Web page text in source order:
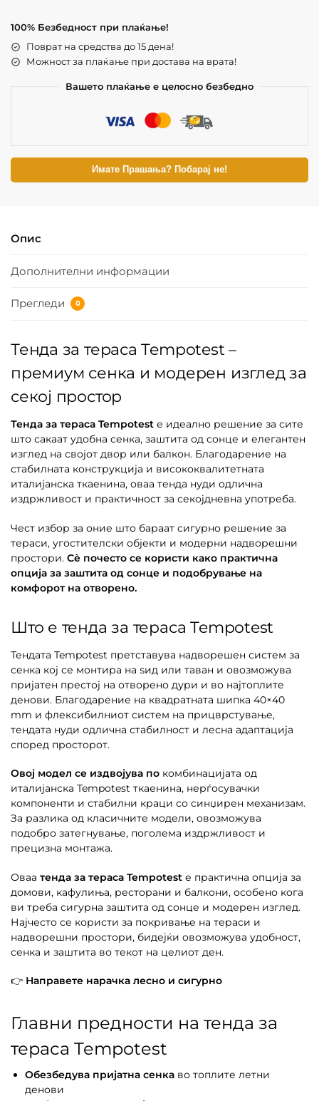
100% Безбедност при плаќање!
Поврат на средства до 15 дена!
Можност за плаќање при достава на врата!
Вашето плаќање е целосно безбедно
Имате Прашања? Побарај не!
Опис
Дополнителни информации
Прегледи 0
Тенда за тераса Tempotest –
премиум сенка и модерен изглед за
секој простор
Тенда за тераса Tempotest е идеално решение за сите
што сакаат удобна сенка, заштита од сонце и елегантен
изглед на својот двор или балкон. Благодарение на
стабилната конструкција и висококвалитетната
италијанска ткаенина, оваа тенда нуди одлична
издржливост и практичност за секојдневна употреба.
Чест избор за оние што бараат сигурно решение за
тераси, угостителски објекти и модерни надворешни
простори. Сè почесто се користи како практична
опција за заштита од сонце и подобрување на
комфорот на отворено.
Што е тенда за тераса Tempotest
Тендата Tempotest претставува надворешен систем за
сенка кој се монтира на ѕид или таван и овозможува
пријатен престој на отворено дури и во најтоплите
денови. Благодарение на квадратната шипка 40×40
mm и флексибилниот систем на прицврстување,
тендата нуди одлична стабилност и лесна адаптација
според просторот.
Овој модел се издвојува по комбинацијата од
италијанска Tempotest ткаенина, нерѓосувачки
компоненти и стабилни краци со синџирен механизам.
За разлика од класичните модели, овозможува
подобро затегнување, поголема издржливост и
прецизна монтажа.
Оваа тенда за тераса Tempotest е практична опција за
домови, кафулиња, ресторани и балкони, особено кога
ви треба сигурна заштита од сонце и модерен изглед.
Најчесто се користи за покривање на тераси и
надворешни простори, бидејќи овозможува удобност,
сенка и заштита во текот на целиот ден.
👉 Направете нарачка лесно и сигурно
Главни предности на тенда за
тераса Tempotest
Обезбедува пријатна сенка во топлите летни
денови